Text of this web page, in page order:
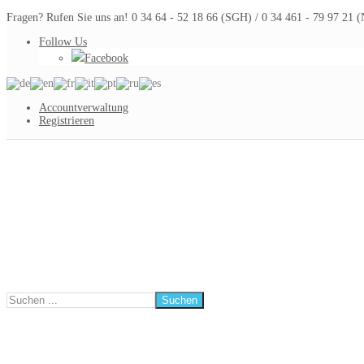
Fragen? Rufen Sie uns an! 0 34 64 - 52 18 66 (SGH) / 0 34 461 - 79 97 21
Follow Us
Facebook
Accountverwaltung
Registrieren